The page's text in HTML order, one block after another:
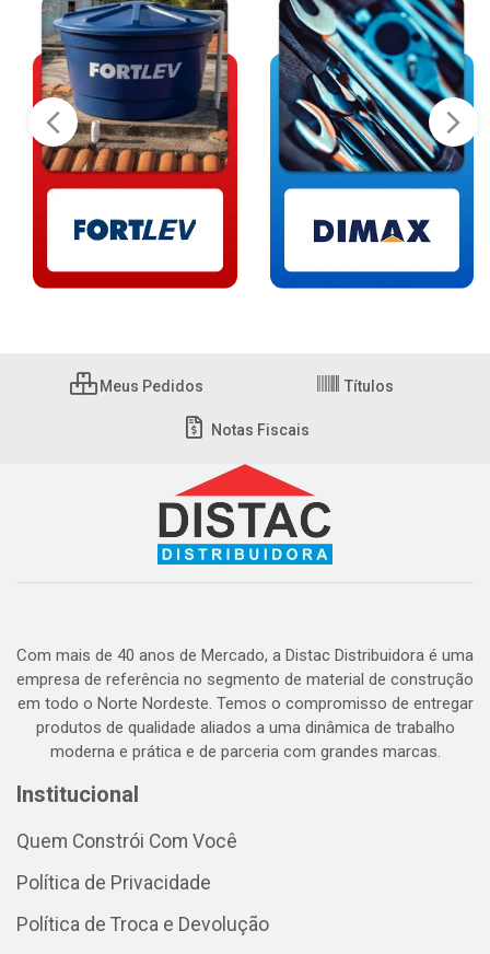
Meus Pedidos Títulos
Notas Fiscais
Com mais de 40 anos de Mercado, a Distac Distribuidora é uma
empresa de referência no segmento de material de construção
em todo o Norte Nordeste. Temos o compromisso de entregar
produtos de qualidade aliados a uma dinâmica de trabalho
moderna e prática e de parceria com grandes marcas.
Institucional
Quem Constrói Com Você
Política de Privacidade
Política de Troca e Devolução